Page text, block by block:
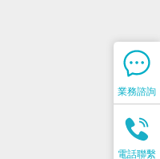
業務諮詢
電話聯繫